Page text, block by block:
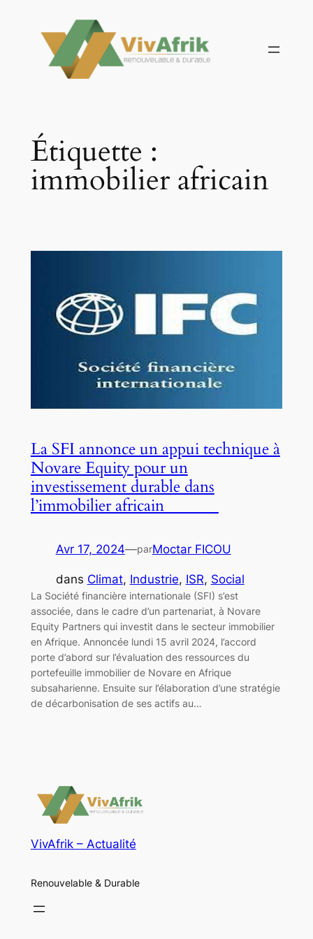
contenu
Étiquette :
immobilier africain
La SFI annonce un appui technique à
Novare Equity pour un
investissement durable dans
l’immobilier africain
Avr 17, 2024—parMoctar FICOU
dans Climat, Industrie, ISR, Social
La Société financière internationale (SFI) s’est
associée, dans le cadre d’un partenariat, à Novare
Equity Partners qui investit dans le secteur immobilier
en Afrique. Annoncée lundi 15 avril 2024, l’accord
porte d’abord sur l’évaluation des ressources du
portefeuille immobilier de Novare en Afrique
subsaharienne. Ensuite sur l’élaboration d’une stratégie
de décarbonisation de ses actifs au…
VivAfrik – Actualité
Renouvelable & Durable